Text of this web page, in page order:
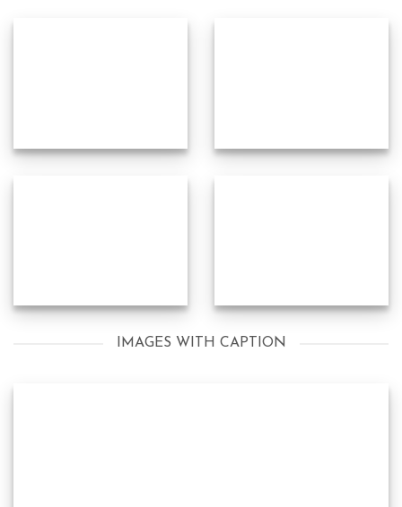
IMAGES WITH CAPTION